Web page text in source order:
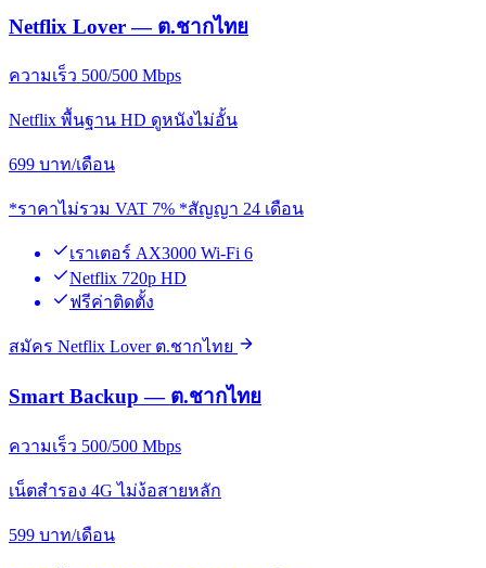
Netflix Lover — ต.ชากไทย
ความเร็ว 500/500 Mbps
Netflix พื้นฐาน HD ดูหนังไม่อั้น
699 บาท/เดือน
*ราคาไม่รวม VAT 7% *สัญญา 24 เดือน
เราเตอร์ AX3000 Wi-Fi 6
Netflix 720p HD
ฟรีค่าติดตั้ง
สมัคร Netflix Lover ต.ชากไทย
Smart Backup — ต.ชากไทย
ความเร็ว 500/500 Mbps
เน็ตสำรอง 4G ไม่ง้อสายหลัก
599 บาท/เดือน